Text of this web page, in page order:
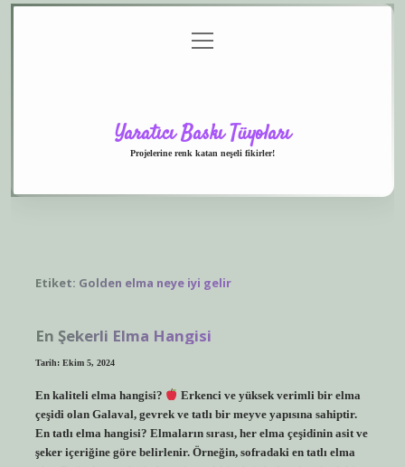
menüyü
aç
Yaratıcı Baskı Tüyoları
Projelerine renk katan neşeli fikirler!
Etiket: Golden elma neye iyi gelir
En Şekerli Elma Hangisi
Tarih: Ekim 5, 2024
En kaliteli elma hangisi?
Erkenci ve yüksek verimli bir elma
çeşidi olan Galaval, gevrek ve tatlı bir meyve yapısına sahiptir.
En tatlı elma hangisi? Elmaların sırası, her elma çeşidinin asit ve
şeker içeriğine göre belirlenir. Örneğin, sofradaki en tatlı elma